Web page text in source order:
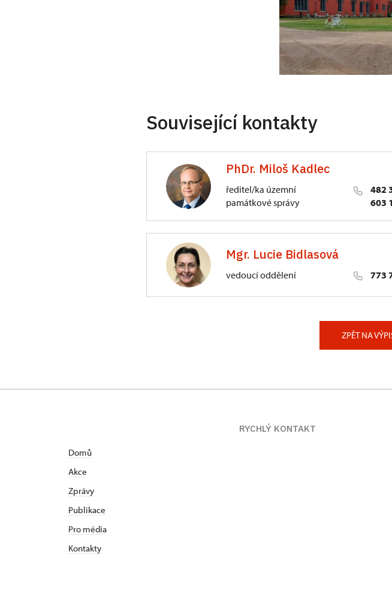
Související kontakty
PhDr. Miloš Kadlec
ředitel/ka územní
památkové správy
482
603
3/, Sychrov 3Mgr. Lucie Bidlasová
vedoucí oddělení 773
ZPĚT NA
Domů
Akce
Zprávy
Publikace
Pro média
Kontakty
RYCHLÝ KONTAKT